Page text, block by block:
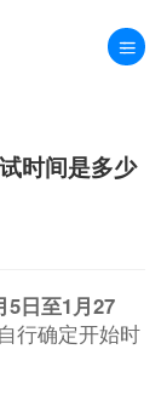
时间是多少
5日至1月27
行确定开始时